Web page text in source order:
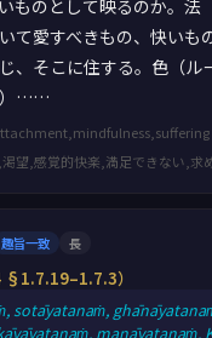
ものとして映るのか。法
て愛すべきもの、快いも
、そこに住する。色（ル
）……
望,感覚的快楽,満足できない,求
趣旨一致 長
§1.7.19–1.7.3）
sotāyatanaṁ,
manāyatanaṁ.